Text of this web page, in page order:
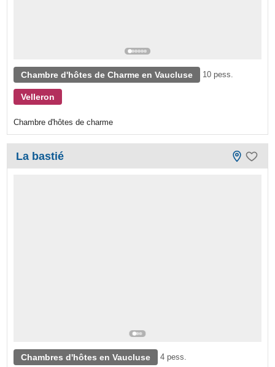
Chambre d'hôtes de Charme en Vaucluse 10 pess.
Velleron
Chambre d'hôtes de charme
La bastié
Chambres d'hôtes en Vaucluse 4 pess.